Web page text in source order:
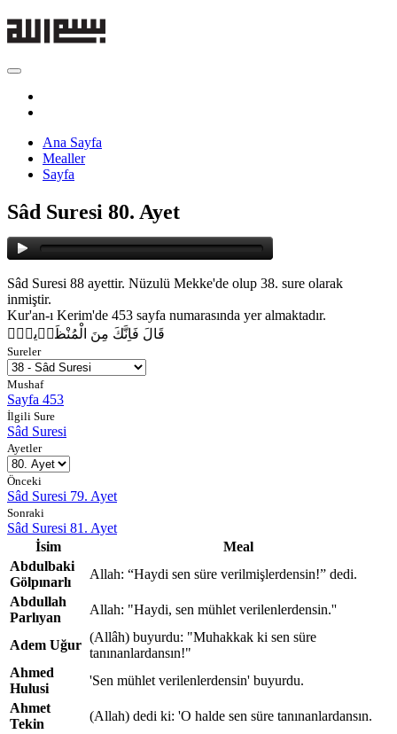
Ana Sayfa
Mealler
Sayfa
Sâd Suresi 80. Ayet
Sâd Suresi 88 ayettir. Nüzulü Mekke'de olup 38. sure olarak
inmiştir.
Kur'an-ı Kerim'de 453 sayfa numarasında yer almaktadır.
قَالَ فَاِنَّكَ مِنَ الْمُنْظَر۪ينَۙ
Sureler
Mushaf
Sayfa 453
İlgili Sure
Sâd Suresi
Ayetler
Önceki
Sâd Suresi 79. Ayet
Sonraki
Sâd Suresi 81. Ayet
İsim
Meal
Abdulbaki
Gölpınarlı
Allah: “Haydi sen süre verilmişlerdensin!” dedi.
Abdullah
Parlıyan
Allah: "Haydi, sen mühlet verilenlerdensin.''
Adem Uğur
(Allâh) buyurdu: "Muhakkak ki sen süre
tanınanlardansın!"
Ahmed
Hulusi
'Sen mühlet verilenlerdensin' buyurdu.
Ahmet
Tekin
(Allah) dedi ki: 'O halde sen süre tanınanlardansın.